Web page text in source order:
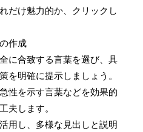
だけ魅力的か、クリックし
作成
に合致する言葉を選び、具
を明確に提示しましょう。
性を示す言葉などを効果的
夫します。
用し、多様な見出しと説明